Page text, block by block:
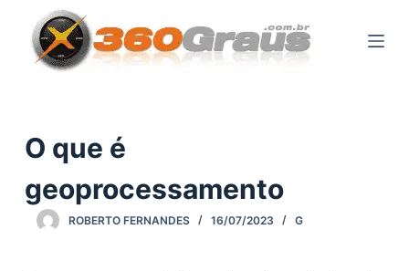
pO que é
geoprocessamento
ROBERTO FERNANDES 16/07/2023 G